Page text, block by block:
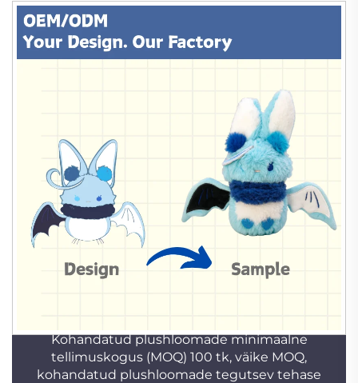
Kohandatud plushloomade minimaalne
tellimuskogus (MOQ) 100 tk, väike MOQ,
kohandatud plushloomade tegutsev tehase